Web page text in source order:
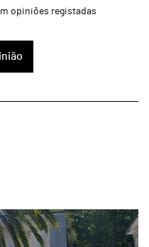
opiniões registadas